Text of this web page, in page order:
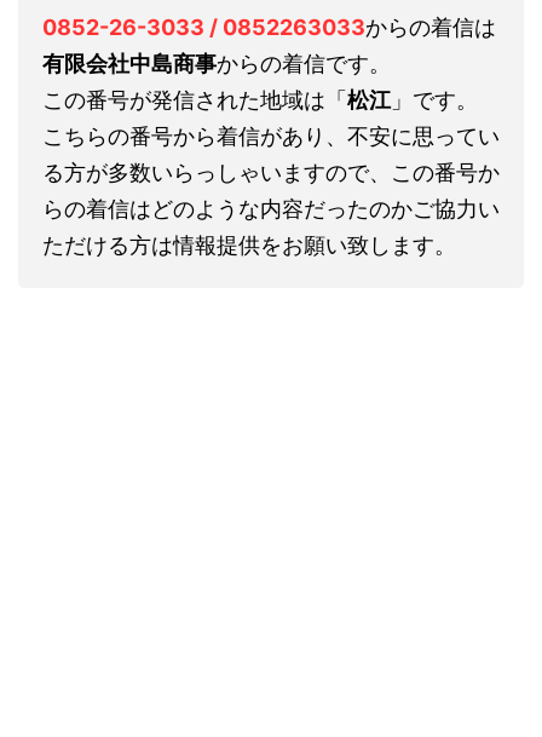
0852-26-3033 / 0852263033からの着信は
有限会社中島商事からの着信です。
この番号が発信された地域は「 松江 」です。
こちらの番号から着信があり、不安に思ってい
る方が多数いらっしゃいますので、この番号か
らの着信はどのような内容だったのかご協力い
ただける方は情報提供をお願い致します。